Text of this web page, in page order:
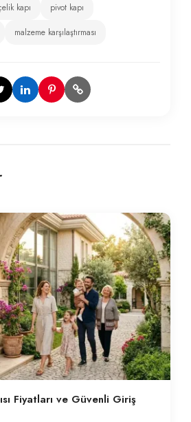
kapı
pivot kapı
malzeme karşılaştırması
Fiyatları ve Güvenli Giriş